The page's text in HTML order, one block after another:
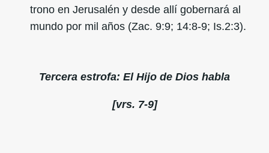
trono en Jerusalén y desde allí gobernará al
mundo por mil años (Zac. 9:9; 14:8-9; Is.2:3).
Tercera estrofa: El Hijo de Dios habla
[vrs. 7-9]